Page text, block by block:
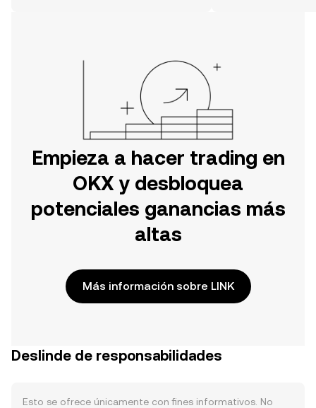
Empieza a hacer trading en
OKX y desbloquea
potenciales ganancias más
altas
Más información sobre LINK
Deslinde de responsabilidades
Esto se ofrece únicamente con fines informativos. No